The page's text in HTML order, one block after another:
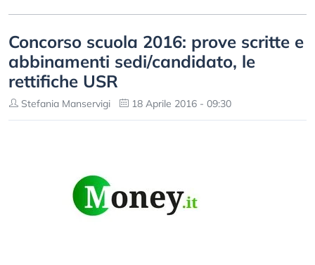
Concorso scuola 2016: prove scritte e
abbinamenti sedi/candidato, le
rettifiche USR
Stefania Manservigi 18 Aprile 2016 - 09:30